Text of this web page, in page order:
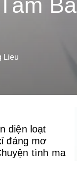
Ba
Lieu
diện loạt
đáng mơ
tình ma